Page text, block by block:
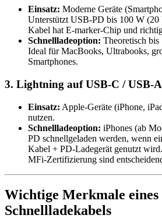
Einsatz: Moderne Geräte
Unterstützt USB-PD bis 100 W (20
Kabel hat E-marker-Chip und
Schnellladeoption: Theoretisch
Ideal für MacBooks, Ultrabooks,
Smartphones.
3. Lightning auf USB-C / USB-A
Einsatz: Apple-Geräte (iPhone,
nutzen.
Schnellladeoption: iPhones (ab
PD schnellgeladen werden, wenn
Kabel + PD-Ladegerät genutzt
MFi-Zertifizierung sind
Wichtige Merkmale eines
Schnellladekabels